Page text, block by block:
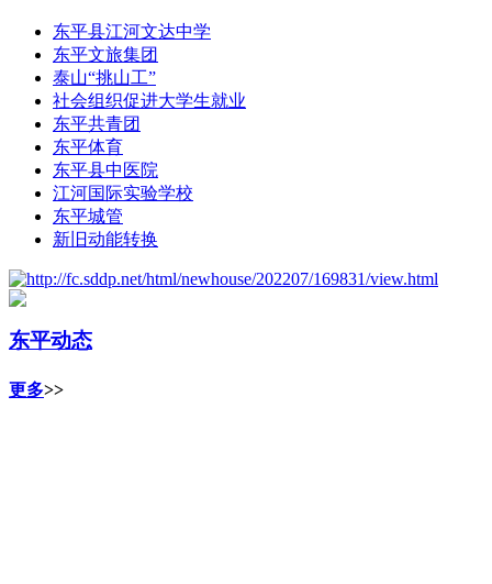
东平县江河文达中学
东平文旅集团
泰山“挑山工”
社会组织促进大学生就业
东平共青团
东平体育
东平县中医院
江河国际实验学校
东平城管
新旧动能转换
东平动态
更多>>